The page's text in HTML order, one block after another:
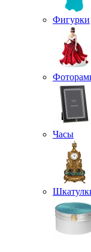
Фигурки
Часы